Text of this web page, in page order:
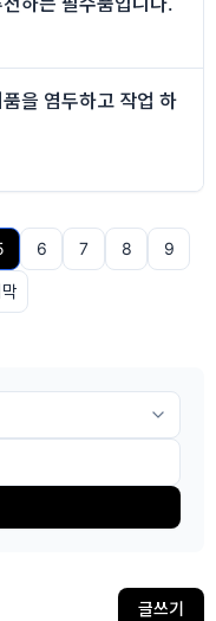
을 염두하고 작업 하
6 7 8 9
글쓰기